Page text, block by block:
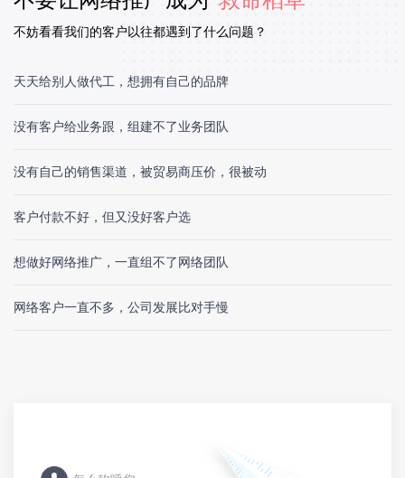
不妨看看我们的客户以往都遇到了什么问题？
天天给别人做代工，想拥有自己的品牌
没有客户给业务跟，组建不了业务团队
没有自己的销售渠道，被贸易商压价，很被动
客户付款不好，但又没好客户选
想做好网络推广，一直组不了网络团队
网络客户一直不多，公司发展比对手慢